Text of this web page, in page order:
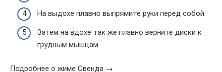
На выдохе плавно выпрямите руки перед собой.
Затем на вдохе так же плавно верните диски к
грудным мышцам.
Подробнее о жиме Свенда →